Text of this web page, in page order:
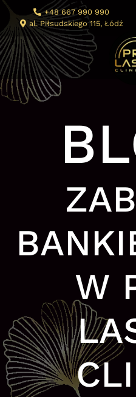
+48 667 990 990
al. Piłsudskiego 115, Łódź
W